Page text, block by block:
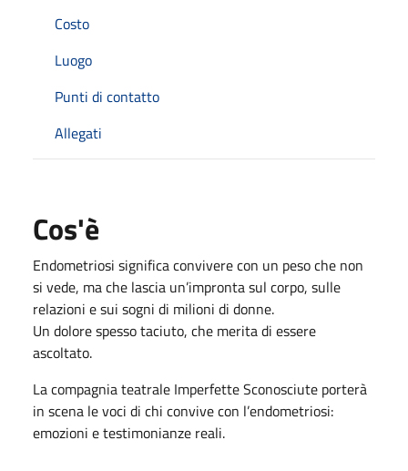
Costo
Luogo
Punti di contatto
Allegati
Cos'è
Endometriosi significa convivere con un peso che non
si vede, ma che lascia un’impronta sul corpo, sulle
relazioni e sui sogni di milioni di donne.
Un dolore spesso taciuto, che merita di essere
ascoltato.
La compagnia teatrale Imperfette Sconosciute porterà
in scena le voci di chi convive con l’endometriosi:
emozioni e testimonianze reali.